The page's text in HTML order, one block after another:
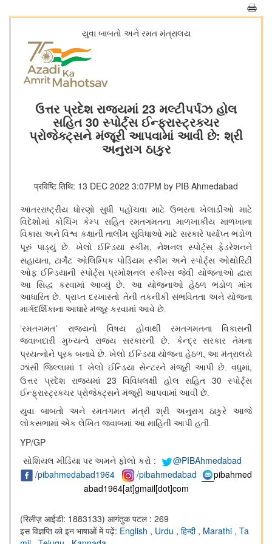
યુવા બાબતો અને રમત મંત્રાલય
ઉત્તર પ્રદેશ રાજ્યમાં 23 મલ્ટીપર્પઝ હોલ
સહિત 30 સ્પોર્ટ્સ ઈન્ફ્રાસ્ટ્રક્ચર
પ્રોજેક્ટ્સને મંજૂરી આપવામાં આવી છે: શ્રી
અનુરાગ ઠાકુર
प्रविष्टि तिथि: 13 DEC 2022 3:07PM by PIB Ahmedabad
આંતરરાષ્ટ્રીય ધોરણો સુધી પહોંચવા માટે ઉભરતા ખેલાડીઓ માટે
વિદેશોમાં કોચિંગ કેમ્પ સહિત રમતગમતના માળખાકીય માળખાના
વિકાસ અને વિશ્વ કક્ષાની તાલીમ સુવિધાઓ માટે સરકારે પર્યાપ્ત ભંડોળ
પૂરું પાડ્યું છે. ખેલો ઈન્ડિયા સ્કીમ,
નેશનલ સ્પોર્ટ્સ ફેડરેશનને
સહાયતા,ટાર્ગેટ ઓલિમ્પિક પોડિયમ સ્કીમ અને સ્પોર્ટ્સ ઓથોરિટી
ઓફ ઈન્ડિયાની સ્પોર્ટ્સ પ્રમોશનલ સ્કીમ્સ જેવી યોજનાઓ દ્વારા
આ સિદ્ધ કરવામાં આવ્યું છે. આ યોજનાઓ હેઠળ ભંડોળ માંગ
આધારિત છે. પ્રાપ્ત દરખાસ્તો તેની તકનીકી સંભવિતતા અને યોજના
માર્ગદર્શિકાના આધારે મંજૂર કરવામાં આવે છે.
‘રમતગમત’ રાજ્યનો વિષય હોવાથી રમતગમતના વિકાસની
જવાબદારી મુખ્યત્વે રાજ્ય સરકારની છે. કેન્દ્ર સરકાર તેમના
પ્રયત્નોને પૂરક બનાવે છે. ખેલો ઈન્ડિયા યોજના હેઠળ, આ મંત્રાલયે
ઝાંસી જિલ્લામાં 1 ખેલો ઈન્ડિયા સેન્ટરને મંજૂરી આપી છે. વધુમાં,
ઉત્તર પ્રદેશ રાજ્યમાં 23 વિવિધલક્ષી હોલ સહિત 30 સ્પોર્ટ્સ
ઈન્ફ્રાસ્ટ્રક્ચર પ્રોજેક્ટ્સને મંજૂરી આપવામાં આવી છે.
યુવા બાબતો અને રમતગમત મંત્રી શ્રી અનુરાગ ઠાકુરે આજે
લોકસભામાં એક લેખિત જવાબમાં આ માહિતી આપી હતી.
YP/GP
સોશિયલ મીડિયા પર અમને ફોલો કરો :
@PIBAhmedabad
/pibahmedabad1964 /pibahmedabad
pibahmed
abad1964[at]gmail[dot]com
(रिलीज़ आईडी: 1883133) आगंतुक पटल : 269
इस विज्ञप्ति को इन भाषाओं में पढ़ें: English , Urdu , हिन्दी , Marathi , Ta